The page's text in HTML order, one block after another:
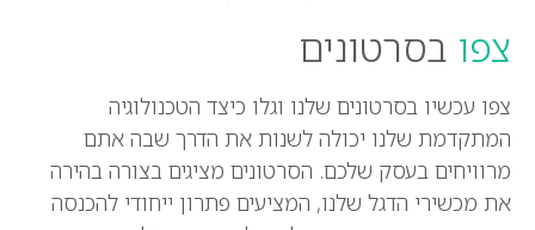
צפו בסרטונים
צפו עכשיו בסרטונים שלנו וגלו כיצד הטכנולוגיה
המתקדמת שלנו יכולה לשנות את הדרך שבה אתם
מרוויחים בעסק שלכם. הסרטונים מציגים בצורה בהירה
את מכשירי הדגל שלנו, המציעים פתרון ייחודי להכנסה